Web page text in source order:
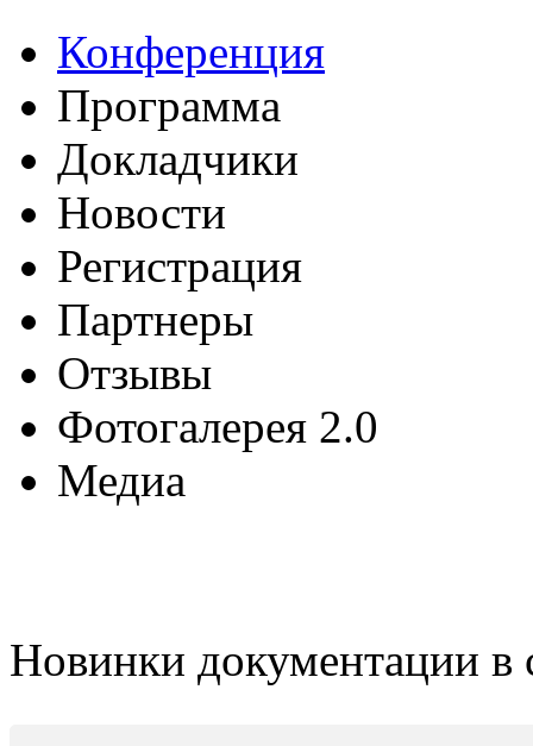
Конференция
Программа
Докладчики
Новости
Регистрация
Партнеры
Отзывы
Фотогалерея 2.0
Медиа
Новинки документации в